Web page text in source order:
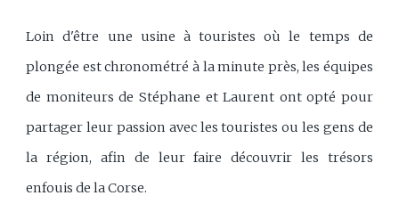
Loin d'être une usine à touristes où le temps de
plongée est chronométré à la minute près, les équipes
de moniteurs de Stéphane et Laurent ont opté pour
partager leur passion avec les touristes ou les gens de
la région, afin de leur faire découvrir les trésors
enfouis de la Corse.